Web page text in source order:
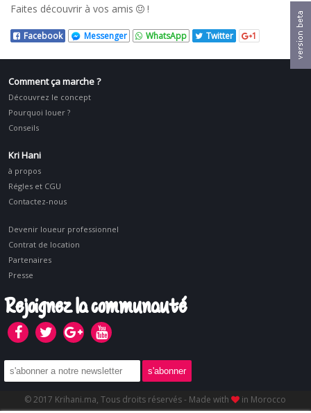
Faites découvrir à vos amis !
Facebook Messenger WhatsApp Twitter 1
Comment ça marche ?
Découvrez le concept
Pourquoi louer ?
Conseils
Kri Hani
à propos
Régles et CGU
Contactez-nous
Devenir loueur professionnel
Contrat de location
Partenaires
Presse
Rejoignez la communauté
© 2017 Krihani.ma, Tous droits réservés - Made with in Morocco